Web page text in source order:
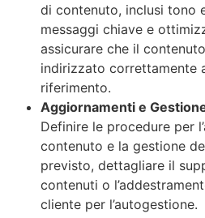
di contenuto, inclusi tono
messaggi chiave e
assicurare che il
indirizzato correttamente
riferimento.
Aggiornamenti e
Definire le procedure per
contenuto e la gestione
previsto, dettagliare il
contenuti o
cliente per l’autogestione.